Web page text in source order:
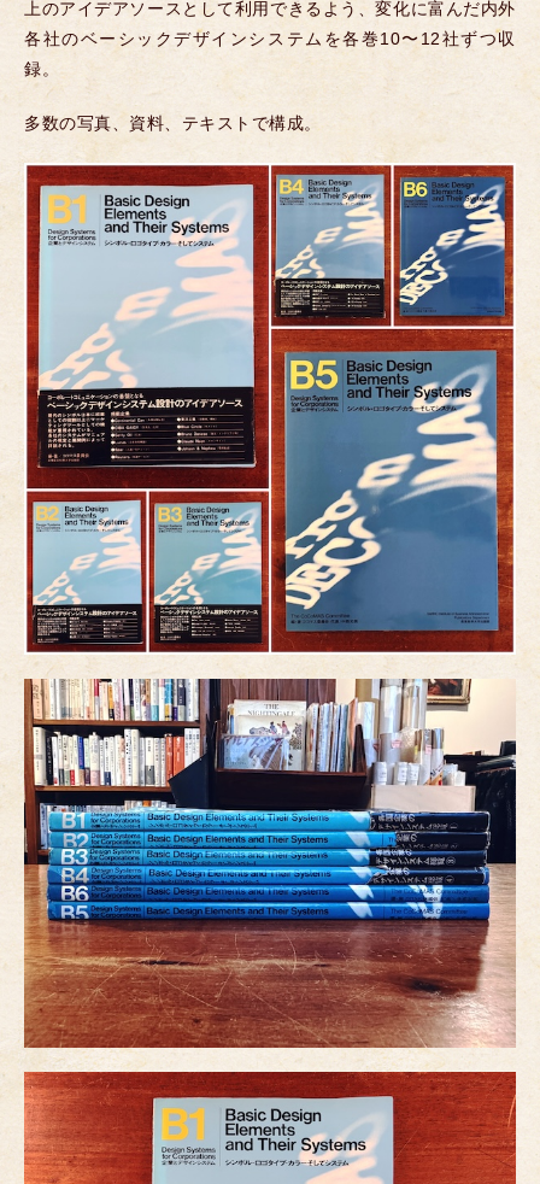
上のアイデアソースとして利用できるよう、変化に富んだ内外
各社のベーシックデザインシステムを各巻10〜12社ずつ収
録。
多数の写真、資料、テキストで構成。